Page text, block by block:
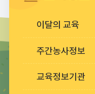
이달의 교육
주간농사정보
교육정보기관